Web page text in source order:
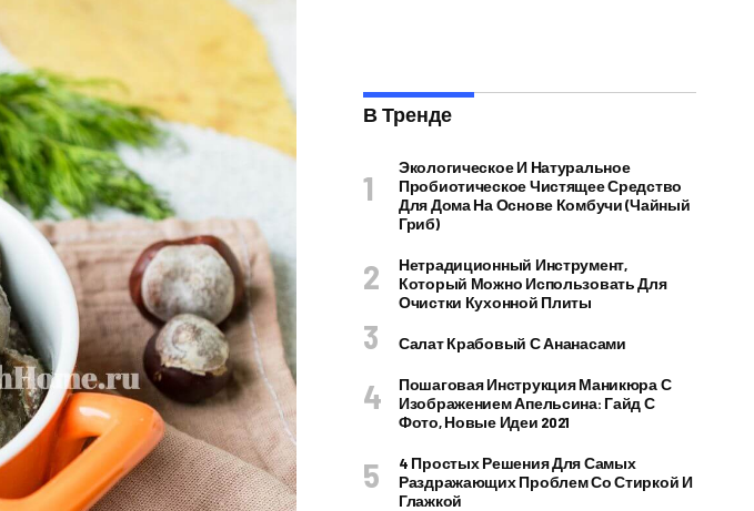
В Тренде
Экологическое И Натуральное
Пробиотическое Чистящее Средство
Для Дома На Основе Комбучи (чайный
Гриб)
Нетрадиционный Инструмент,
Который Можно Использовать Для
Очистки Кухонной Плиты
Салат Крабовый С Ананасами
Пошаговая Инструкция Маникюра С
Изображением Апельсина: Гайд С
Фото, Новые Идеи 2021
4 Простых Решения Для Самых
Раздражающих Проблем Со Стиркой И
Глажкой